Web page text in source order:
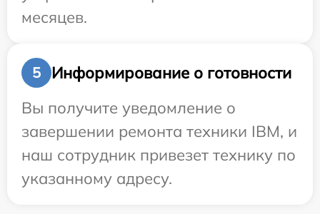
месяцев.
5
Информирование о готовности
Вы получите уведомление о
завершении ремонта техники IBM, и
наш сотрудник привезет технику по
указанному адресу.